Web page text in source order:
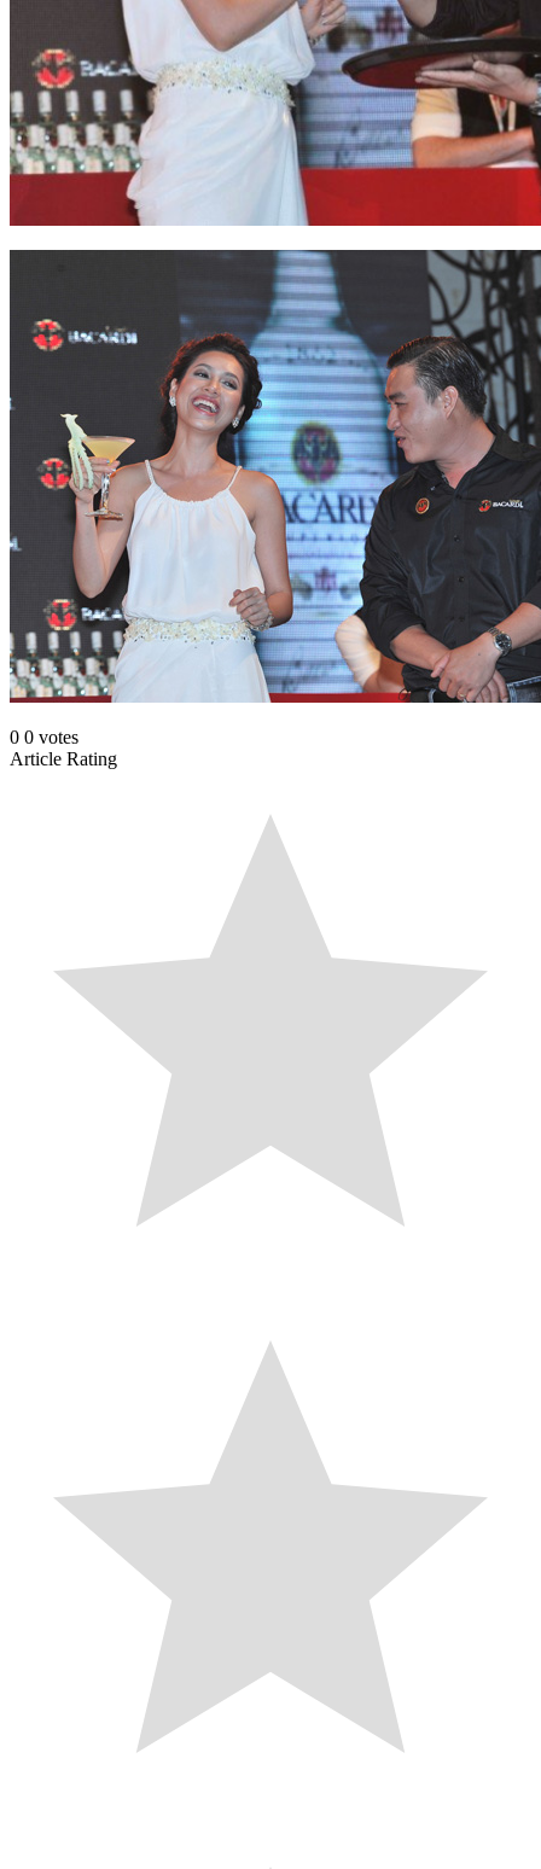
0 0 votes
Article Rating